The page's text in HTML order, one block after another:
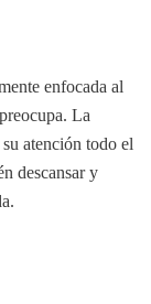
enfocada al
La
atención todo el
descansar y